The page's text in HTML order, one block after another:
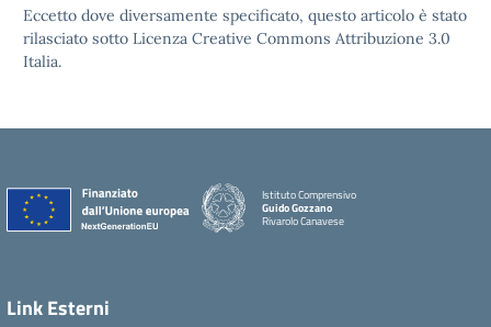
Eccetto dove diversamente specificato, questo articolo è stato
rilasciato sotto Licenza Creative Commons Attribuzione 3.0
Italia.
Istituto Comprensivo
Guido Gozzano
Rivarolo Canavese
Link Esterni